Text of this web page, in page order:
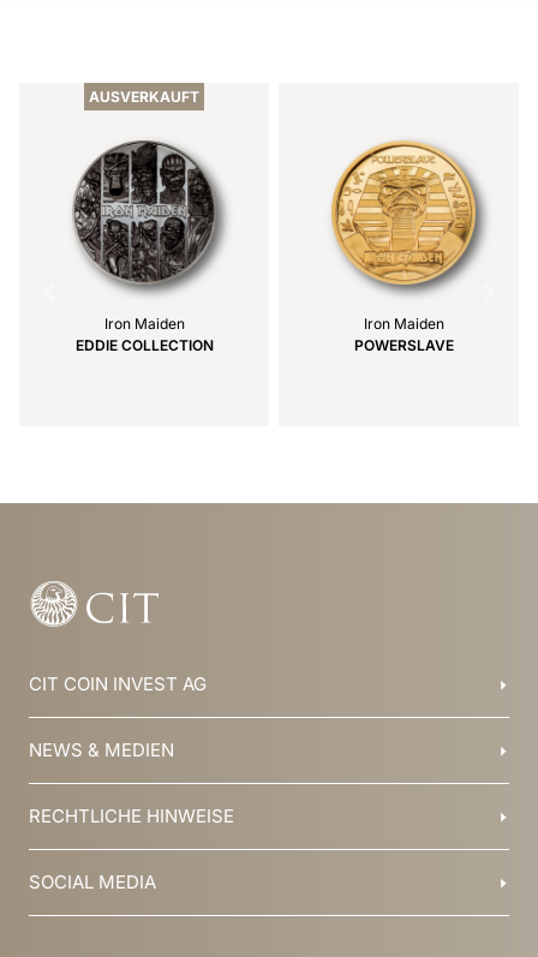
AUSVERKAUFT
Iron Maiden
EDDIE COLLECTION
Iron Maiden
POWERSLAVE
12
CIT COIN INVEST AG
Balzers, Liechtenstein
NEWS & MEDIEN
Blog
Jobs
Newsletter
RECHTLICHE HINWEISE
AGB
SOCIAL MEDIA